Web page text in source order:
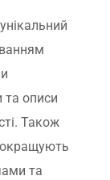
та описи
Також
та